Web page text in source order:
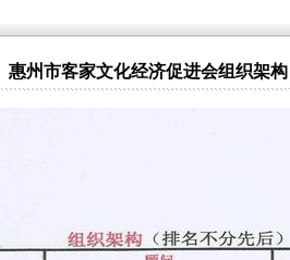
惠州市客家文化经济促进会组织架构